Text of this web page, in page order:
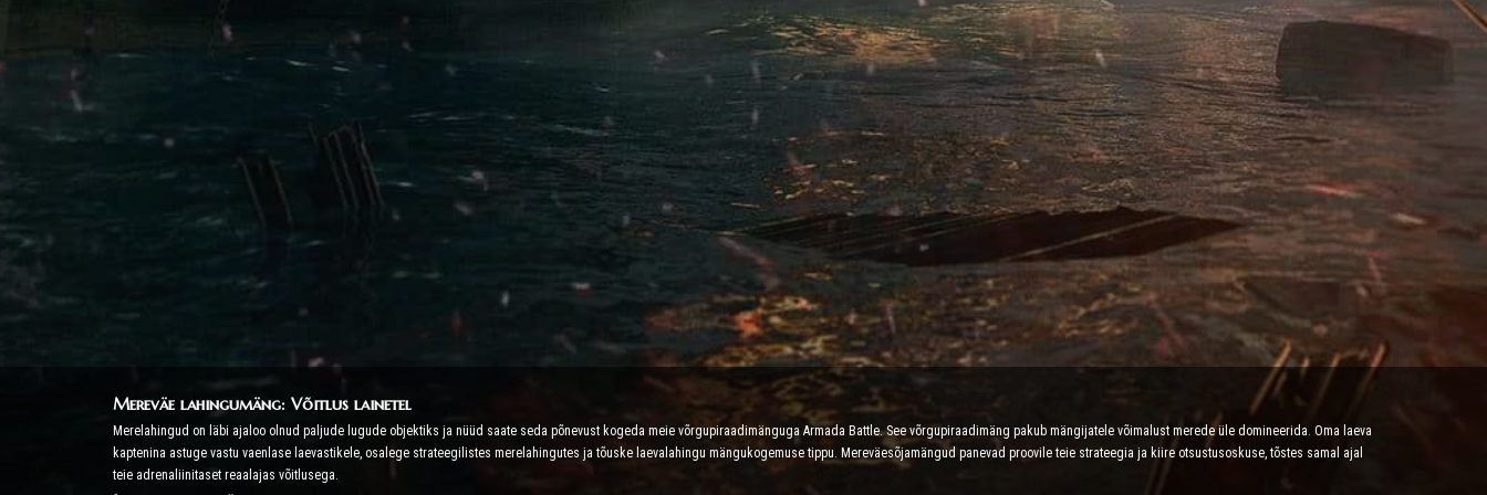
Mereväe lahingumäng: Võitlus lainetel
Merelahingud on läbi ajaloo olnud paljude lugude objektiks ja nüüd saate seda põnevust kogeda meie võrgupiraadimänguga Armada Battle. See võrgupiraadimäng pakub mängijatele võimalust merede üle domineerida. Oma laeva
kaptenina astuge vastu vaenlase laevastikele, osalege strateegilistes merelahingutes ja tõuske laevalahingu mängukogemuse tippu. Mereväesõjamängud panevad proovile teie strateegia ja kiire otsustusoskuse, tõstes samal ajal
teie adrenaliinitaset reaalajas võitlusega.